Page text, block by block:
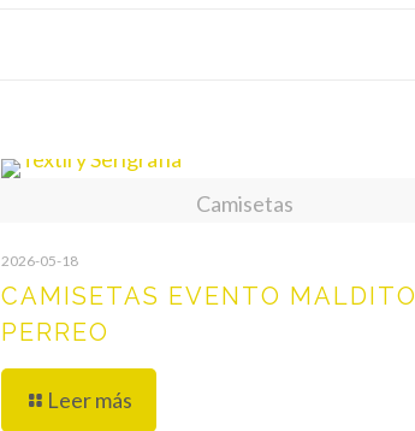
Camisetas
2026-05-18
CAMISETAS EVENTO MALDITO
PERREO
Leer más